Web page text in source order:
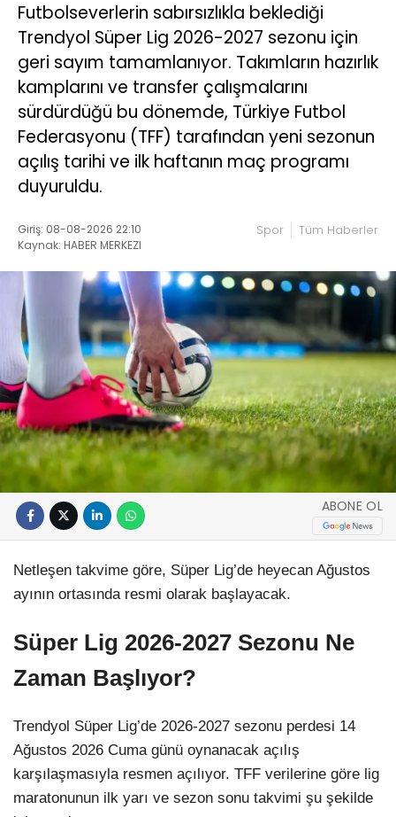
Futbolseverlerin sabırsızlıkla beklediği
Trendyol Süper Lig 2026-2027 sezonu için
geri sayım tamamlanıyor. Takımların hazırlık
kamplarını ve transfer çalışmalarını
sürdürdüğü bu dönemde, Türkiye Futbol
Federasyonu (TFF) tarafından yeni sezonun
açılış tarihi ve ilk haftanın maç programı
duyuruldu.
Giriş: 08-08-2026 22:10
Kaynak: HABER MERKEZI
Spor Tüm Haberler
ABONE OL
Netleşen takvime göre, Süper Lig’de heyecan Ağustos
ayının ortasında resmi olarak başlayacak.
Süper Lig 2026-2027 Sezonu Ne
Zaman Başlıyor?
Trendyol Süper Lig’de 2026-2027 sezonu perdesi 14
Ağustos 2026 Cuma günü oynanacak açılış
karşılaşmasıyla resmen açılıyor. TFF verilerine göre lig
maratonunun ilk yarı ve sezon sonu takvimi şu şekilde